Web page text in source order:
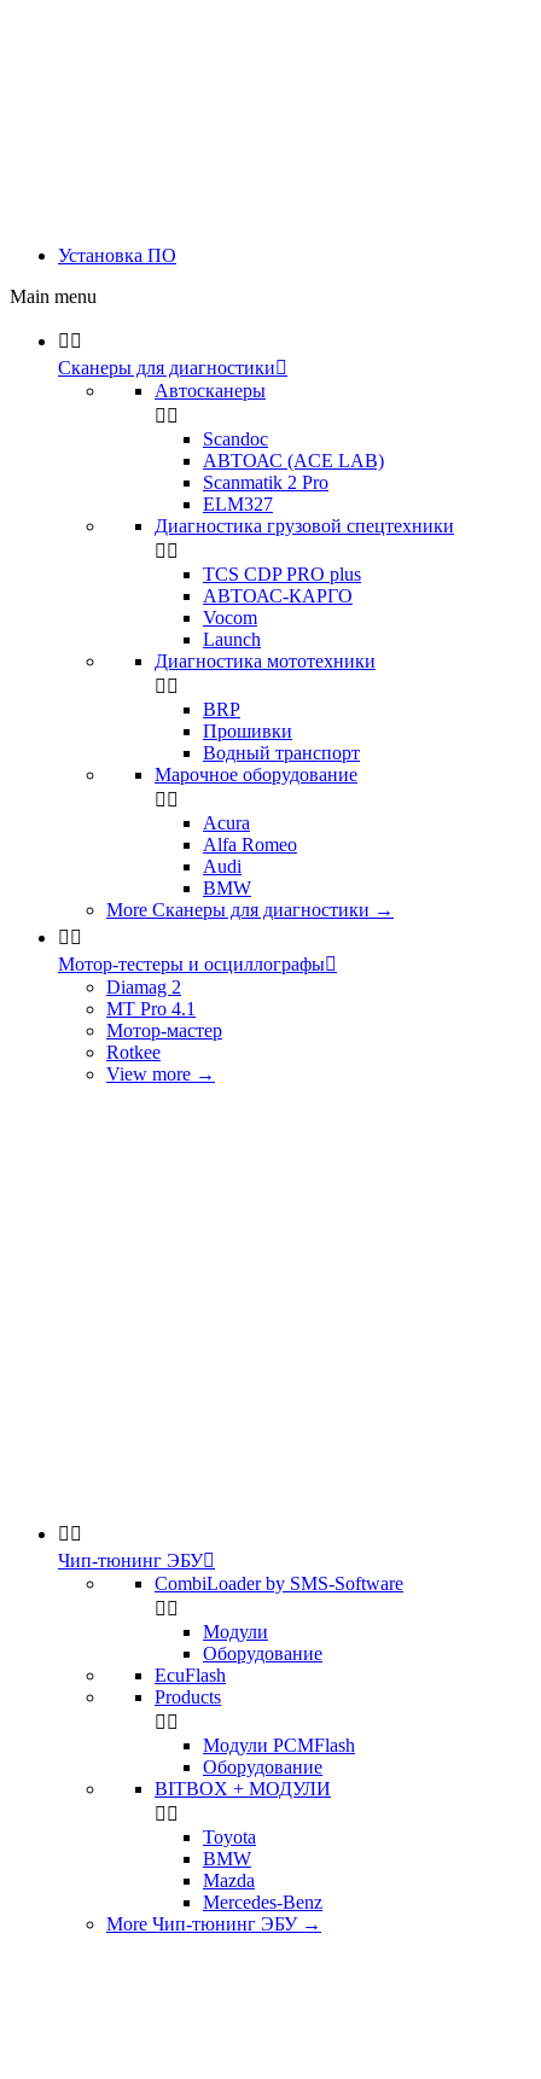
Установка ПО
Main menu
 
Сканеры для диагностики
Автосканеры
 
Scandoc
АВТОАС (ACE LAB)
Scanmatik 2 Pro
ELM327
Диагностика грузовой спецтехники
 
TCS CDP PRO plus
АВТОАС-КАРГО
Vocom
Launch
Диагностика мототехники
 
BRP
Прошивки
Водный транспорт
Марочное оборудование
 
Acura
Alfa Romeo
Audi
BMW
More Сканеры для диагностики →
 
Мотор-тестеры и осциллографы
Diamag 2
MT Pro 4.1
Мотор-мастер
Rotkee
View more →
 
Чип-тюнинг ЭБУ
CombiLoader by SMS-Software
 
Модули
Оборудование
EcuFlash
Products
 
Модули PCMFlash
Оборудование
BITBOX + МОДУЛИ
 
Toyota
BMW
Mazda
Mercedes-Benz
More Чип-тюнинг ЭБУ →